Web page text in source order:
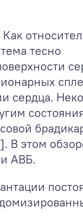
тесно
сердца.
В этом
АВБ.